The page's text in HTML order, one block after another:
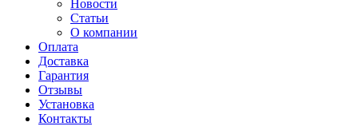
Новости
Статьи
О компании
Оплата
Доставка
Гарантия
Отзывы
Установка
Контакты